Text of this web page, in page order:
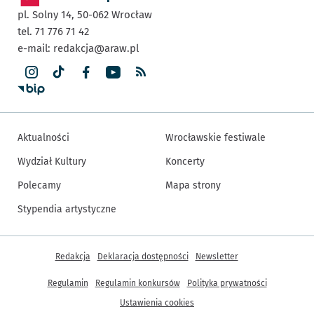
pl. Solny 14, 50-062 Wrocław
tel. 71 776 71 42
e-mail: redakcja@araw.pl
Aktualności
Wydział Kultury
Polecamy
Stypendia artystyczne
Wrocławskie festiwale
Koncerty
Mapa strony
Inne informacje
Redakcja Deklaracja dostępności Newsletter
Regulamin Regulamin konkursów
Polityka prywatności
Ustawienia cookies